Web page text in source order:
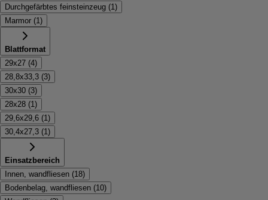
Durchgefärbtes feinsteinzeug (1 )
Marmor (1 )
Blattformat
29x27 (4)
28,8x33,3 (3)
30x30 (3)
28x28 (1 )
29,6x29,6 (1 )
30,4x27,3 (1 )
Einsatzbereich
Innen, wandfliesen (18)
Bodenbelag, wandfliesen (10)